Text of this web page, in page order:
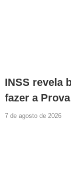
INSS revela
fazer a
7 de agosto de 2026